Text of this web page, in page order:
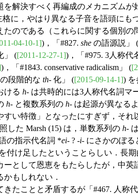
解決すべく再編成のメカニズムが
格に，やはり異なる子音を語頭にも
たのである（これらに関する個別の
04-10-1])，「#827. she の語源説」 (
」 ([2011-12-27-1])，「#975. 3人称
)，「#1843. conservative radicalism」 (
段階的な th- 化」 ([2015-09-14-1]) を
ける h- は共時的には3人称代名詞マ
h- と複数系列の h- は起源が異なる
すい特徴」となったにすぎず，そ
した Marsh (15) は，単数系列の h-
の指示代名詞 *ei- ? -i- にさかのぼる
付け足したということらしい．長
ーとして恩恵をもたらしたが，中
もしれない．
たことと矛盾するが「#467. 人称